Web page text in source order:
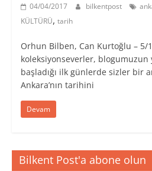
04/04/2017 bilkentpost
KÜLTÜRÜ, tarih
Orhun Bilben, Can Kurtoğlu – 5/
koleksiyonseverler, blogumuzun
başladığı ilk günlerde sizler bir
Ankara’nın tarihini
Devam
Bilkent Post'a abone olun